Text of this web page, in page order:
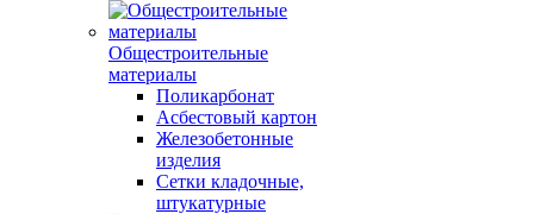
Общестроительные
материалы
Поликарбонат
Асбестовый картон
Железобетонные
изделия
Сетки кладочные,
штукатурные